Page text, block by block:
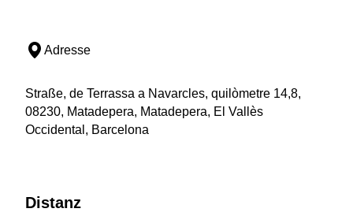
Adresse
Straße, de Terrassa a Navarcles, quilòmetre 14,8,
08230, Matadepera, Matadepera, El Vallès
Occidental, Barcelona
Distanz